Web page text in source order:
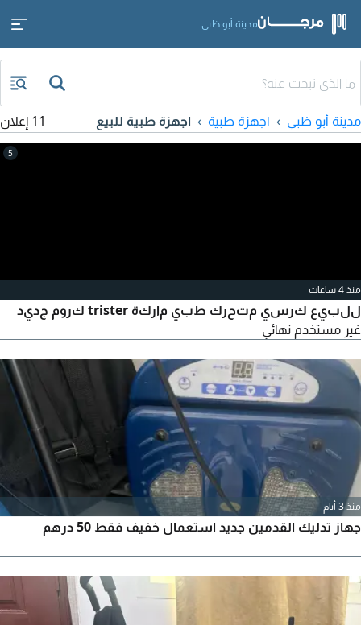
مدينة أبو ظبي
مدينة أبو ظبي اجهزة طبية اجهزة طبية للبيع 11 إعلان
5
منذ 4 ساعات
للبيع كرسي متحرك طبي ماركة trister كروم جديد
غير مستخدم نهائي
منذ 3 أيام
جهاز تدليك القدمين جديد استعمال خفيف فقط 50 درهم